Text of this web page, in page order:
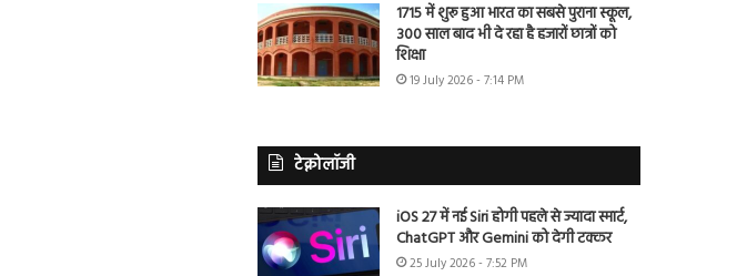
1715 में शुरू हुआ भारत का सबसे पुराना स्कूल,
300 साल बाद भी दे रहा है हजारों छात्रों को
शिक्षा
19 July 2026 - 7:14 PM
टेक्नोलॉजी
iOS 27 में नई Siri होगी पहले से ज्यादा स्मार्ट,
ChatGPT और Gemini को देगी टक्कर
25 July 2026 - 7:52 PM